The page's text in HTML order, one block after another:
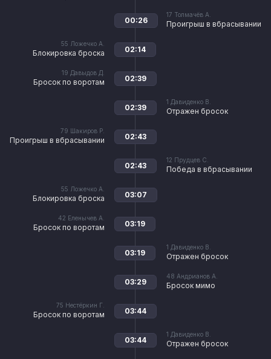
17 Толмачёв А.
Проигрыш в вбрасывании
00:26
55 Ложечко А.
Блокировка броска 02:14
19 Давыдов Д.
Бросок по воротам 02:39
1 Давиденко В.
Отражен бросок
02:39
79 Шакиров Р.
Проигрыш в вбрасывании 02:43
12 Прудцев С.
Победа в вбрасывании
02:43
55 Ложечко А.
Блокировка броска 03:07
42 Еленычев А.
Бросок по воротам 03:19
1 Давиденко В.
Отражен бросок
03:19
48 Андрианов А.
Бросок мимо
03:29
75 Нестёркин Г.
Бросок по воротам 03:44
1 Давиденко В.
Отражен бросок
03:44